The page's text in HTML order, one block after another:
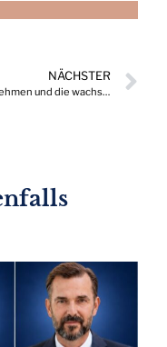
NÄCHSTER
Unternehmen und die wachsende Herausforderung der F&E-Rentabilität